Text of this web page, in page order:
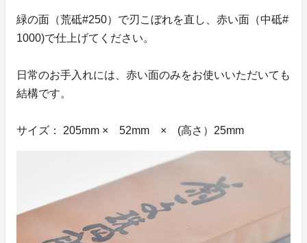
緑の面（荒砥#250）で刃こぼれを直し、赤い面（中砥#
1000)で仕上げてください。
日常のお手入れには、赤い面のみをお使いいただいても
結構です。
サイズ： 205mm × 52mm × (高さ）25mm